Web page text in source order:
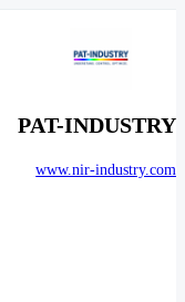
PAT-INDUSTRY
www.nir-industry.com